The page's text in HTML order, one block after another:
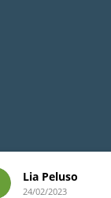
Lia Peluso
24/02/2023